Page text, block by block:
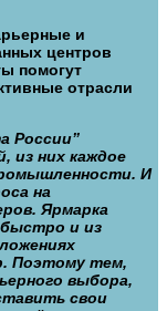
и
центров
помогут
отрасли
России”
из них каждое
И
на
Ярмарка
и из
Поэтому тем,
выбора,
свои